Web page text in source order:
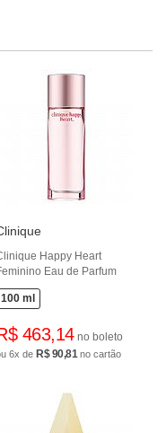
Happy Heart
Eau de Parfum
100 ml
463,14no boleto
6x de R$ 90,81 no cartão